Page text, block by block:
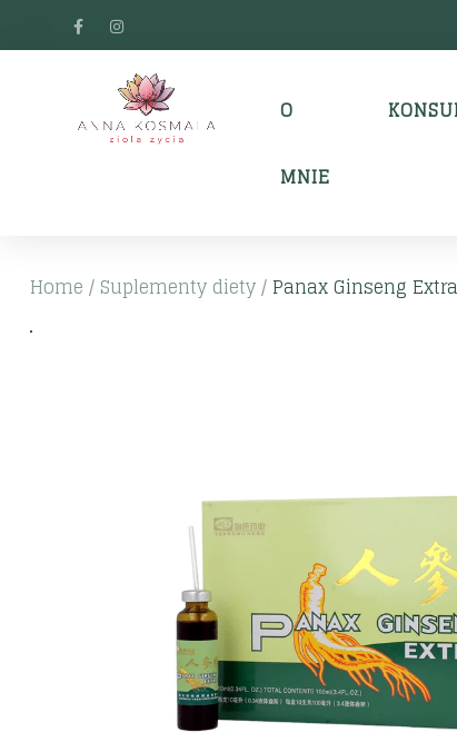
O
MNIE
Home / Suplementy diety/ Panax Ginseng